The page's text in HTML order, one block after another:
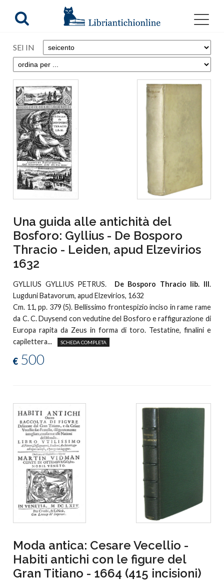
SEI IN
Una guida alle antichità del
Bosforo: Gyllius - De Bosporo
Thracio - Leiden, apud Elzevirios
1632
GYLLIUS GYLLIUS PETRUS. De Bosporo Thracio lib. III.
Lugduni Batavorum, apud Elzevirios, 1632
Cm. 11, pp. 379 (5). Bellissimo frontespizio inciso in rame rame
da C. C. Duysend con vedutine del Bosforo e raffigurazione di
Europa rapita da Zeus in forma di toro. Testatine, finalini e
capilettera...
SCHEDA COMPLETA
€ 500
Moda antica: Cesare Vecellio -
Habiti antichi con le figure del
Gran Titiano - 1664 (415 incisioni)